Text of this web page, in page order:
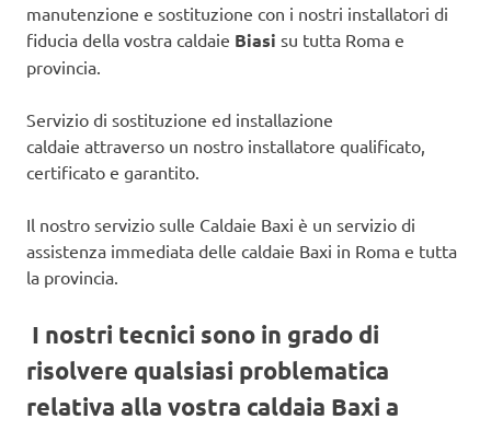
manutenzione e sostituzione con i nostri installatori di
fiducia della vostra caldaie Biasi su tutta Roma e
provincia.
Servizio di sostituzione ed installazione
caldaie attraverso un nostro installatore qualificato,
certificato e garantito.
Il nostro servizio sulle Caldaie Baxi è un servizio di
assistenza immediata delle caldaie Baxi in Roma e tutta
la provincia.
I nostri tecnici sono in grado di
risolvere qualsiasi problematica
relativa alla vostra caldaia Baxi a